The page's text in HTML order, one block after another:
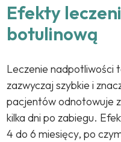
Efekty
botulinową
Leczenie nadpotliwości
zazwyczaj szybkie i
pacjentów odnotowuje
kilka dni po zabiegu.
4 do 6 miesięcy, po